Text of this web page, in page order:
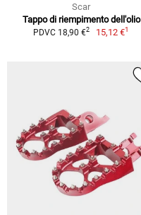
Scar
Tappo di riempimento dell'olio
PDVC 18,90 €2 15,12 €1